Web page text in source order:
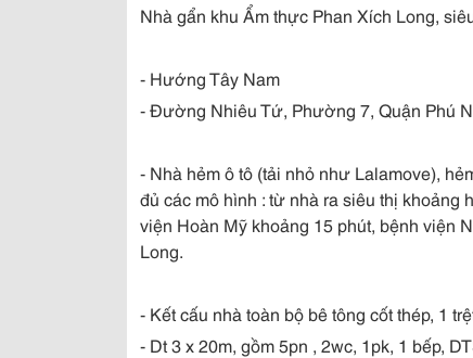
Nhà gẩn khu Ẩm thực Phan Xích Long,
- Hướng Tây Nam
- Đường Nhiêu Tứ, Phường 7, Quận Phú
- Nhà hẻm ô tô (tải nhỏ như Lalamove),
đủ các mô hình : từ nhà ra siêu thị khoảng
viện Hoàn Mỹ khoảng 15 phút, bệnh viện
Long.
- Kết cấu nhà toàn bộ bê tông cốt thép, 1
- Dt 3 x 20m, gồm 5pn , 2wc, 1pk, 1 bếp,